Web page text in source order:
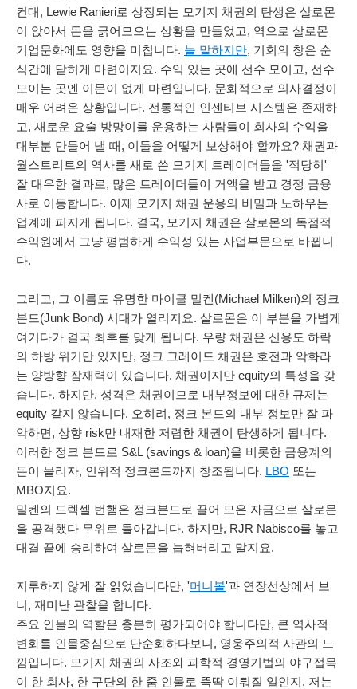
컨대, Lewie Ranieri로 상징되는 모기지 채권의 탄생은 살로몬
이 앉아서 돈을 긁어모으는 상황을 만들었고, 역으로 살로몬
기업문화에도 영향을 미칩니다. 늘 말하지만, 기회의 창은 순
식간에 닫히게 마련이지요. 수익 있는 곳에 선수 모이고, 선수
모이는 곳엔 이문이 없게 마련입니다. 문화적으로 의사결정이
매우 어려운 상황입니다. 전통적인 인센티브 시스템은 존재하
고, 새로운 요술 방망이를 운용하는 사람들이 회사의 수익을
대부분 만들어 낼 때, 이들을 어떻게 보상해야 할까요? 채권과
월스트리트의 역사를 새로 쓴 모기지 트레이더들을 '적당히'
잘 대우한 결과로, 많은 트레이더들이 거액을 받고 경쟁 금융
사로 이동합니다. 이제 모기지 채권 운용의 비밀과 노하우는
업계에 퍼지게 됩니다. 결국, 모기지 채권은 살로몬의 독점적
수익원에서 그냥 평범하게 수익성 있는 사업부문으로 바뀝니
다.
그리고, 그 이름도 유명한 마이클 밀켄(Michael Milken)의 정크
본드(Junk Bond) 시대가 열리지요. 살로몬은 이 부분을 가볍게
여기다가 결국 최후를 맞게 됩니다. 우량 채권은 신용도 하락
의 하방 위기만 있지만, 정크 그레이드 채권은 호전과 악화라
는 양방향 잠재력이 있습니다. 채권이지만 equity의 특성을 갖
습니다. 하지만, 성격은 채권이므로 내부정보에 대한 규제는
equity 같지 않습니다. 오히려, 정크 본드의 내부 정보만 잘 파
악하면, 상향 risk만 내재한 저렴한 채권이 탄생하게 됩니다.
이러한 정크 본드로 S&L (savings & loan)을 비롯한 금융계의
돈이 몰리자, 인위적 정크본드까지 창조됩니다. LBO 또는
MBO지요.
밀켄의 드렉셀 번햄은 정크본드로 끌어 모은 자금으로 살로몬
을 공격했다 무위로 돌아갑니다. 하지만, RJR Nabisco를 놓고
대결 끝에 승리하여 살로몬을 눕혀버리고 말지요.
지루하지 않게 잘 읽었습니다만, '머니볼'과 연장선상에서 보
니, 재미난 관찰을 합니다.
주요 인물의 역할은 충분히 평가되어야 합니다만, 큰 역사적
변화를 인물중심으로 단순화하다보니, 영웅주의적 사관의 느
낌입니다. 모기지 채권의 사조와 과학적 경영기법의 야구접목
이 한 회사, 한 구단의 한 줌 인물로 뚝딱 이뤄질 일인지, 저는